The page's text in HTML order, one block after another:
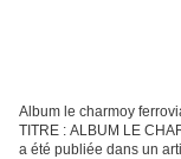
Album le charmoy
TITRE : ALBUM LE
a été publiée dans un